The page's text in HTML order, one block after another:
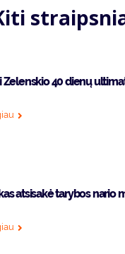
Zelenskio 40 dienų
atsisakė tarybos nario